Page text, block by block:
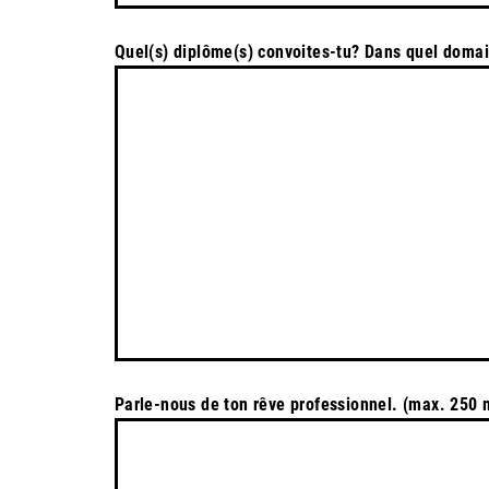
Quel(s) diplôme(s) convoites-tu? Dans quel
Parle-nous de ton rêve professionnel. (max. 250